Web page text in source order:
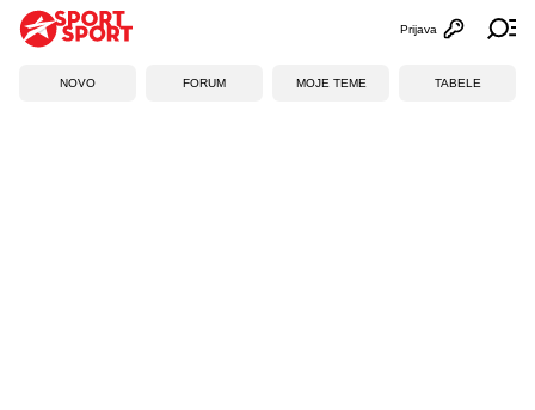
Otvori
Prijava
NOVO FORUM MOJE TEME TABELE